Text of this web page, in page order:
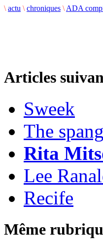
\ actu \ chroniques \ ADA
Articles
Sweek
The
Rita
Lee
Recife
Même